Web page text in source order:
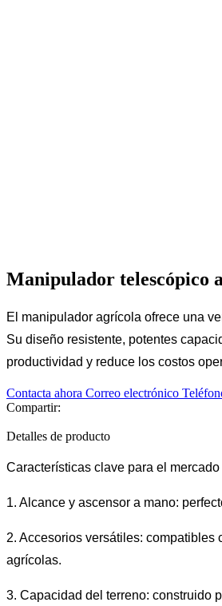
Manipulador telescópico
El manipulador agrícola ofrece una
Su diseño resistente, potentes
productividad y reduce los costos
Contacta ahora Correo electrónico
Compartir:
Detalles de producto
Características clave para el
1. Alcance y ascensor a mano:
2. Accesorios versátiles:
agrícolas.
3. Capacidad del terreno: construido